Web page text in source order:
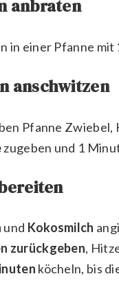
anbraten
in einer Pfanne mit
anschwitzen
Pfanne Zwiebel,
zugeben und 1
und Kokosmilch
zurückgeben,
köcheln, bis